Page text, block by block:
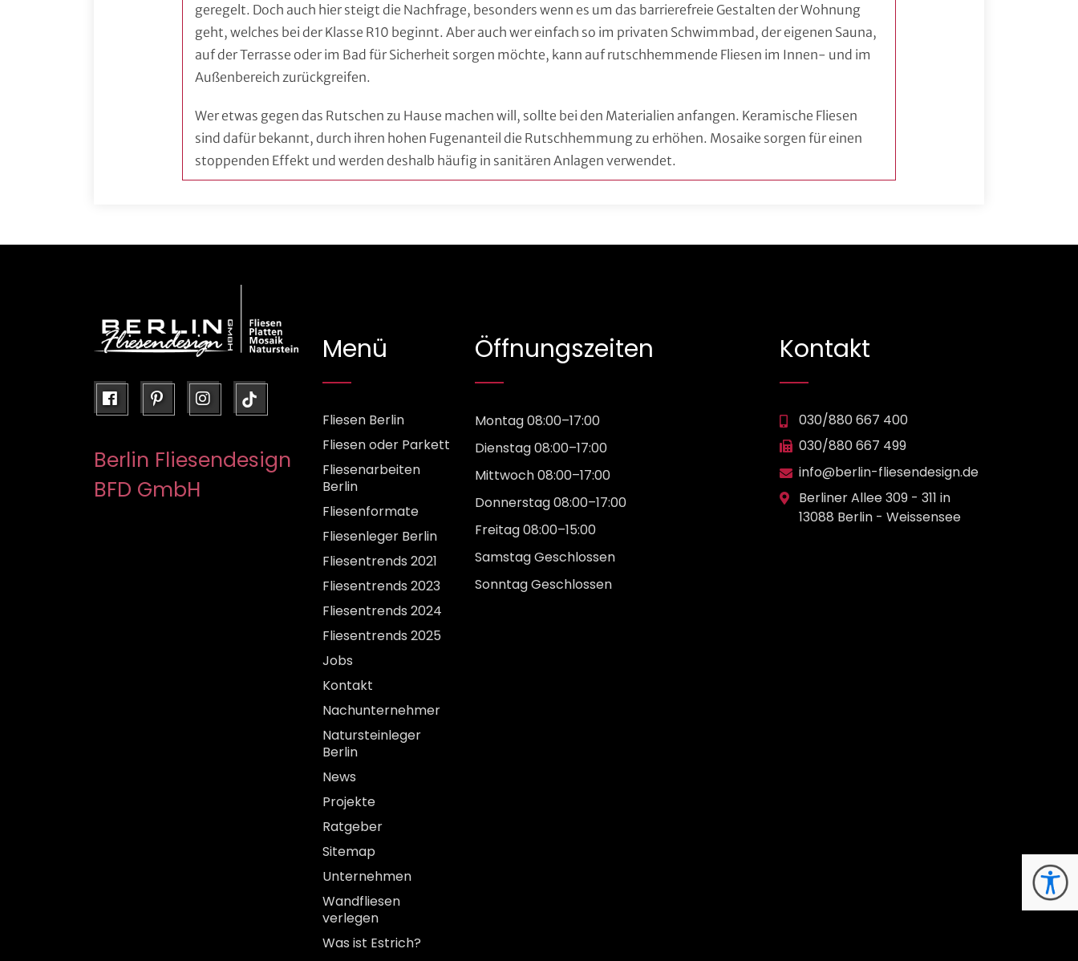
geregelt. Doch auch hier steigt die Nachfrage, besonders wenn es um das barrierefreie Gestalten der Wohnung
geht, welches bei der Klasse R10 beginnt. Aber auch wer einfach so im privaten Schwimmbad, der eigenen Sauna,
auf der Terrasse oder im Bad für Sicherheit sorgen möchte, kann auf rutschhemmende Fliesen im Innen- und im
Außenbereich zurückgreifen.
Wer etwas gegen das Rutschen zu Hause machen will, sollte bei den Materialien anfangen. Keramische Fliesen
sind dafür bekannt, durch ihren hohen Fugenanteil die Rutschhemmung zu erhöhen. Mosaike sorgen für einen
stoppenden Effekt und werden deshalb häufig in sanitären Anlagen verwendet.
facebookpinterestinstagram
Berlin Fliesendesign
BFD GmbH
Menü
Fliesen Berlin
Fliesen oder Parkett
Fliesenarbeiten
Berlin
Fliesenformate
Fliesenleger Berlin
Fliesentrends 2021
Fliesentrends 2023
Fliesentrends 2024
Fliesentrends 2025
Jobs
Kontakt
Nachunternehmer
Natursteinleger
Berlin
News
Projekte
Ratgeber
Sitemap
Unternehmen
Wandfliesen
verlegen
Was ist Estrich?
Öffnungszeiten
Montag 08:00–17:00
Dienstag 08:00–17:00
Mittwoch 08:00–17:00
Donnerstag 08:00–17:00
Freitag 08:00–15:00
Samstag Geschlossen
Sonntag Geschlossen
Kontakt
030/880 667 400
030/880 667 499
info@berlin-fliesendesign.de
Berliner Allee 309 - 311 in
13088 Berlin - Weissensee